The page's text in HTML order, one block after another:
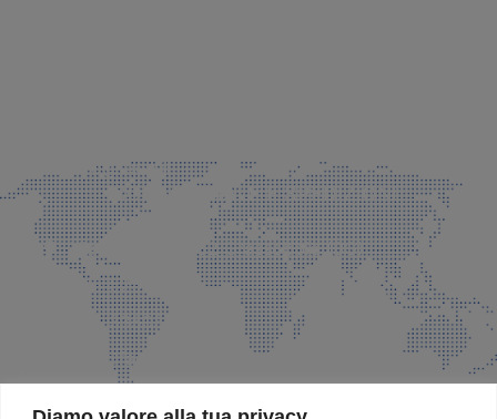
info@faeg.it
COMMERCIALE E SPEDIZIONI
Via Padre Elzi, 32 Grassobbio (BG)
035 525015
035 335037
info@faeg.it
SITE MAP